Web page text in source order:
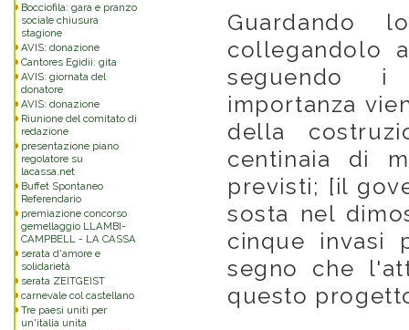
Bocciofila: gara e pranzo
sociale chiusura
stagione
AVIS: donazione
Cantores Egidii: gita
AVIS: giornata del
donatore
AVIS: donazione
Riunione del comitato di
redazione
presentazione piano
regolatore su
lacassa.net
Buffet Spontaneo
Referendario
premiazione concorso
gemellaggio LLAMBI-
CAMPBELL - LA CASSA
serata d'amore e
solidarietà
serata ZEITGEIST
carnevale col castellano
Tre paesi uniti per
un'italia unita
Guardando
collegandolo
seguendo i
importanza
della
centinaia di
previsti; [il
sosta nel
cinque invasi
segno che
questo